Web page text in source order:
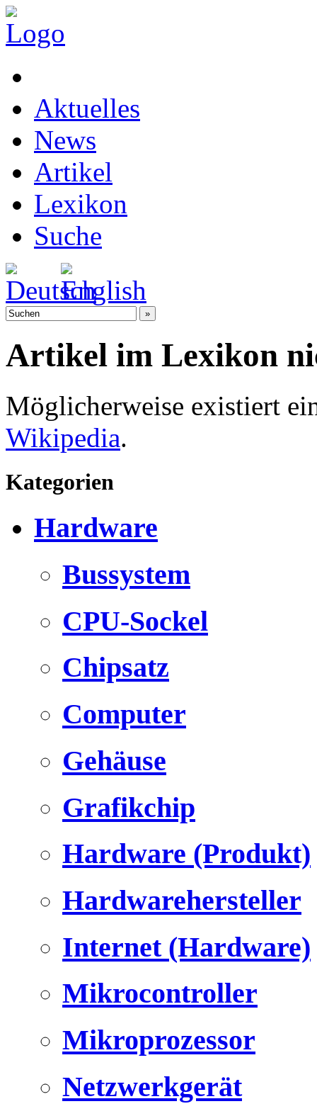
Aktuelles
News
Artikel
Lexikon
Suche
Artikel im Lexikon
Möglicherweise existiert
Wikipedia.
Kategorien
Hardware
Bussystem
CPU-Sockel
Chipsatz
Computer
Gehäuse
Grafikchip
Hardware (Produkt)
Hardwarehersteller
Internet (Hardware)
Mikrocontroller
Mikroprozessor
Netzwerkgerät